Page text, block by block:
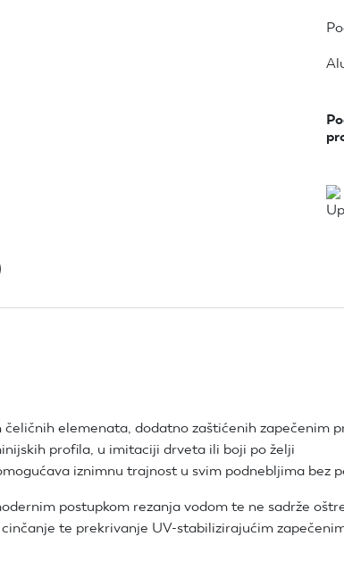
elemenata, dodatno zaštićenih zapečenim
profila, u imitaciji drveta ili boji po želji
iznimnu trajnost u svim podnebljima bez
postupkom rezanja vodom te ne sadrže
te prekrivanje UV-stabilizirajućim